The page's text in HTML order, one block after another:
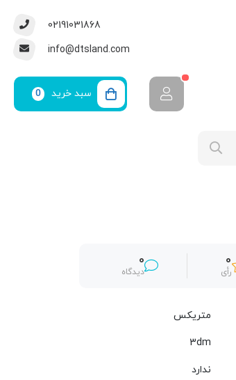
02191031868
info@dtsland.com
سبد خرید 0
0
رأی
0
دیدگاه
متریکس
3dm
ندارد